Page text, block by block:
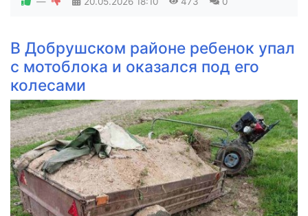
В Добрушском районе ребенок упал
с мотоблока и оказался под его
колесами